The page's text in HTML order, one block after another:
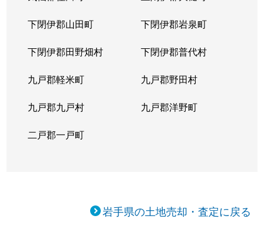
下閉伊郡山田町 下閉伊郡岩泉町
下閉伊郡田野畑村 下閉伊郡普代村
九戸郡軽米町 九戸郡野田村
九戸郡九戸村 九戸郡洋野町
二戸郡一戸町
岩手県の土地売却・査定に戻る